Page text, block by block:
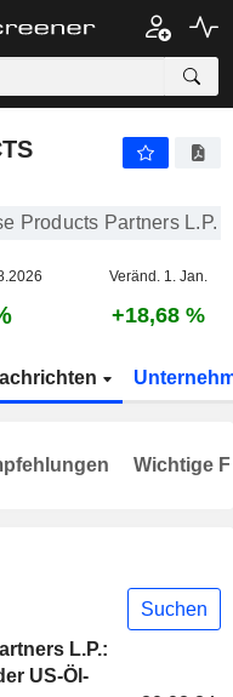
Products Partners L.P.
Veränd. 1. Jan.
+18,68 %
Suchen
L.P.:
US-Öl-
Wichtige